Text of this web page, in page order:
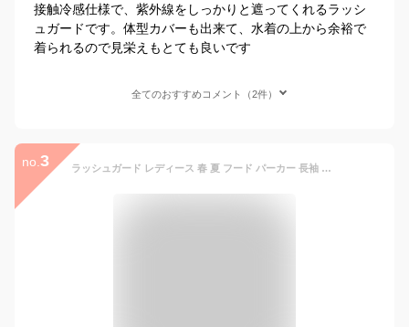
接触冷感仕様で、紫外線をしっかりと遮ってくれるラッシ
ュガードです。体型カバーも出来て、水着の上から余裕で
着られるので見栄えもとても良いです
全てのおすすめコメント（2件）
no. 3 ラッシュガード レディース 春 夏 フード パーカー 長袖 UVカット 紫外線対策 体型カバー フリル ガーリー ポケット付き 軽アウター 撥水 日焼け防止 涼しい ジップアップ シンプル 無地 プール ゆったり お洒落 普段着 トレンド アウトドア 散歩 カジュアル 海